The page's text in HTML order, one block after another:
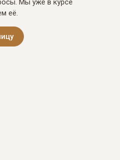
Мы уже в курсе
её.